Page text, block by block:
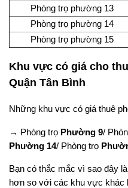
Phòng trọ phường 13
Phòng trọ phường 14
Phòng trọ phường 15
Khu vực có giá cho
Quận Tân Bình
Những khu vực có giá thuê
→ Phòng trọ Phường 9/
Phường 14/ Phòng trọ
Bạn có thắc mắc vì sao đây
hơn so với các khu vực khác